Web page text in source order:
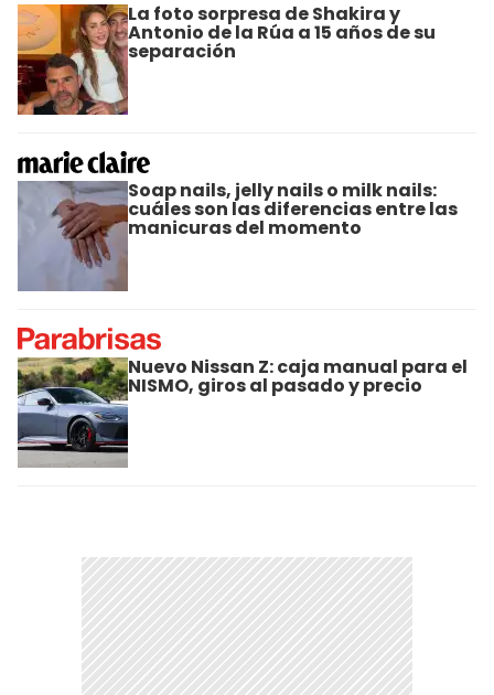
La foto sorpresa de Shakira y
Antonio de la Rúa a 15 años de su
separación
Soap nails, jelly nails o milk nails:
cuáles son las diferencias entre las
manicuras del momento
Nuevo Nissan Z: caja manual para el
NISMO, giros al pasado y precio